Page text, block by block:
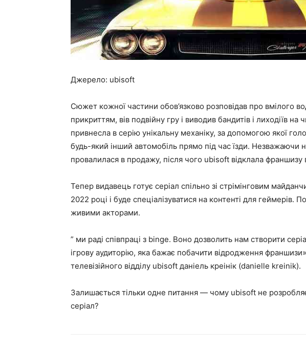
Джерело: ubisoft
Сюжет кожної частини обов’язково розповідав про вмілого
прикриттям, вів подвійну гру і виводив бандитів і лиходіїв
привнесла в серію унікальну механіку, за допомогою якої
будь-який інший автомобіль прямо під час їзди. Незважаючи
провалилася в продажу, після чого ubisoft відклала франшизу
Тепер видавець готує серіал спільно зі стрімінговим
2022 році і буде спеціалізуватися на контенті для геймерів.
живими акторами.
” ми раді співпраці з binge. Воно дозволить нам створити
ігрову аудиторію, яка бажає побачити відродження
телевізійного відділу ubisoft даніель креінік (danielle kreinik).
Залишається тільки одне питання — чому ubisoft не
серіал?